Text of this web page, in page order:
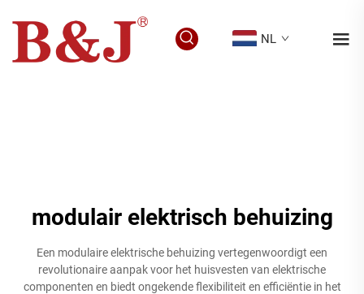
NL
modulair elektrisch behuizing
Een modulaire elektrische behuizing vertegenwoordigt een
revolutionaire aanpak voor het huisvesten van elektrische
componenten en biedt ongekende flexibiliteit en efficiëntie in het